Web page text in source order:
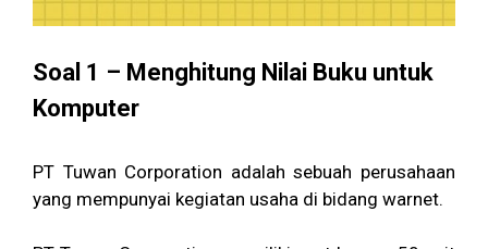
Soal 1 – Menghitung Nilai Buku untuk
Komputer
PT Tuwan Corporation adalah sebuah perusahaan
yang mempunyai kegiatan usaha di bidang warnet.